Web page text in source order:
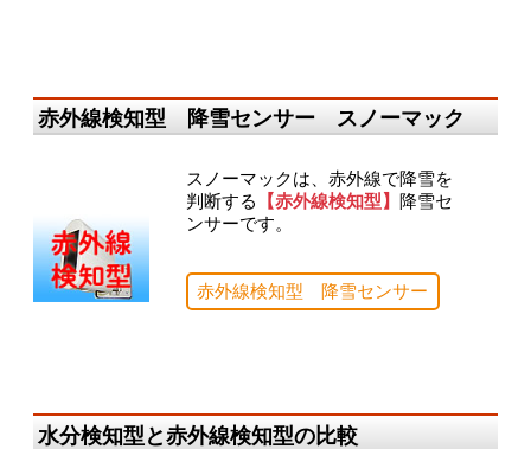
赤外線検知型 降雪センサー スノーマック
スノーマックは、赤外線で降雪を
判断する
【赤外線検知型】
降雪セ
ンサーです。
赤外線検知型 降雪センサー
水分検知型と赤外線検知型の比較